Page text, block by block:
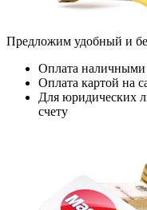
Предложим удобный и
Оплата наличными
Оплата картой на
Для юридических
счету